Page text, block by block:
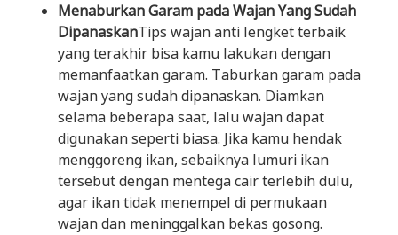
Menaburkan Garam pada Wajan Yang Sudah
DipanaskanTips wajan anti lengket terbaik
yang terakhir bisa kamu lakukan dengan
memanfaatkan garam. Taburkan garam pada
wajan yang sudah dipanaskan. Diamkan
selama beberapa saat, lalu wajan dapat
digunakan seperti biasa. Jika kamu hendak
menggoreng ikan, sebaiknya lumuri ikan
tersebut dengan mentega cair terlebih dulu,
agar ikan tidak menempel di permukaan
wajan dan meninggalkan bekas gosong.